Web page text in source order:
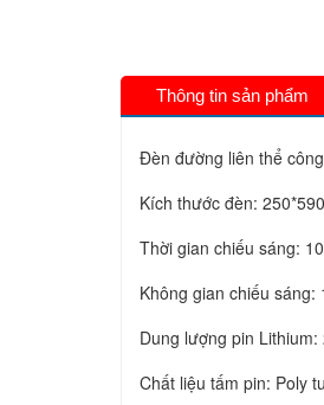
Thông tin sản phẩm
Đèn đường liên thể
Kích thước đèn:
Thời gian chiếu sáng:
Không gian chiếu sáng:
Dung lượng pin Lithium:
Chất liệu tấm pin: Poly